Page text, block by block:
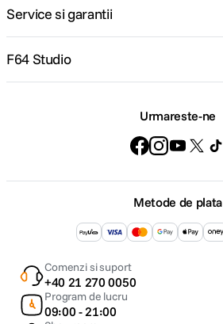
Service si garantii
F64 Studio
Urmareste-ne
Metode de plata
Comenzi si suport
+40 21 270 0050
Program de lucru
09:00 - 21:00